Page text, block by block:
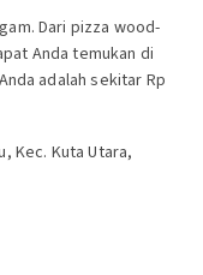
Dari pizza wood-
Anda temukan di
adalah sekitar Rp
Kec. Kuta Utara,